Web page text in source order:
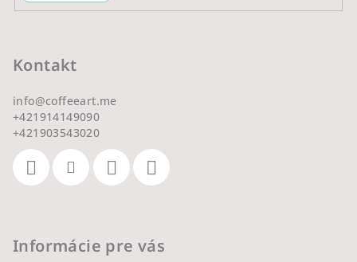
Kontakt
info@coffeeart.me
+421914149090
+421903543020
Informácie pre vás